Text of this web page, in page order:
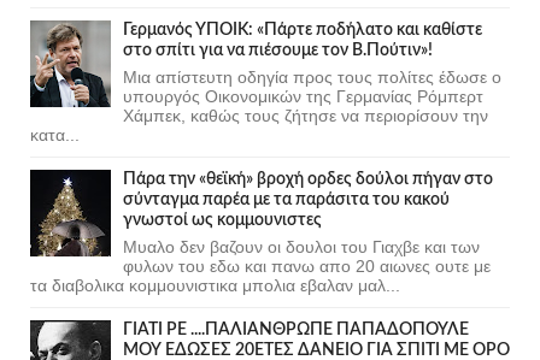
Γερμανός ΥΠΟΙΚ: «Πάρτε ποδήλατο και καθίστε
στο σπίτι για να πιέσουμε τον Β.Πούτιν»!
Μια απίστευτη οδηγία προς τους πολίτες έδωσε ο
υπουργός Οικονομικών της Γερμανίας Ρόμπερτ
Χάμπεκ, καθώς τους ζήτησε να περιορίσουν την
κατα...
Πάρα την «θεϊκή» βροχή ορδες δούλοι πήγαν στο
σύνταγμα παρέα με τα παράσιτα του κακού
γνωστοί ως κομμουνιστες
Μυαλο δεν βαζουν οι δουλοι του Γιαχβε και των
φυλων του εδω και πανω απο 20 αιωνες ουτε με
τα διαβολικα κομμουνιστικα μπολια εβαλαν μαλ...
ΓΙΑΤΙ ΡΕ ....ΠΑΛΙΑΝΘΡΩΠΕ ΠΑΠΑΔΟΠΟΥΛΕ
ΜΟΥ ΕΔΩΣΕΣ 20ΕΤΕΣ ΔΑΝΕΙΟ ΓΙΑ ΣΠΙΤΙ ΜΕ ΟΡΟ